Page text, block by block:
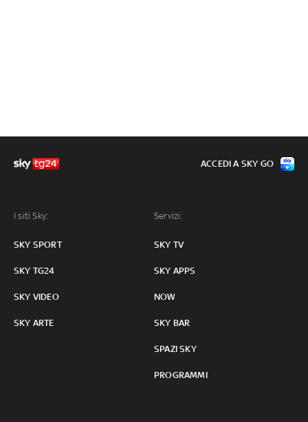
I siti Sky:
SKY SPORT
SKY TG24
SKY VIDEO
SKY ARTE
Servizi:
SKY TV
SKY APPS
NOW
SKY BAR
SPAZI SKY
PROGRAMMI
ACCEDI A SKY GO